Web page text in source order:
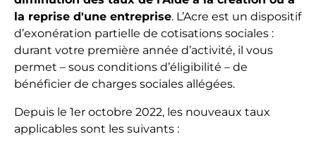
la reprise d'une entreprise. L’Acre est un dispositif
d’exonération partielle de cotisations sociales :
durant votre première année d’activité, il vous
permet – sous conditions d’éligibilité – de
bénéficier de charges sociales allégées.
Depuis le 1er octobre 2022, les nouveaux taux
applicables sont les suivants :